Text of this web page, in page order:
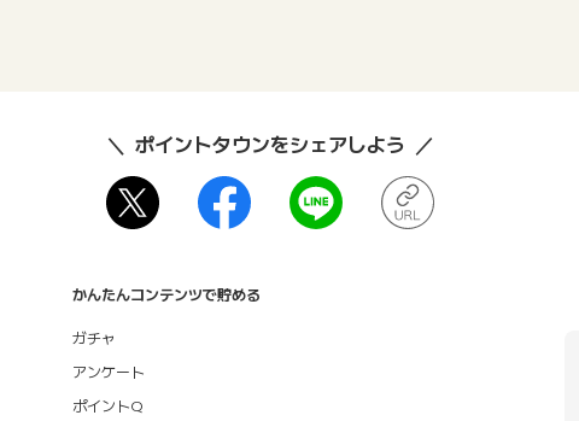
ポイントタウンをシェアしよう
かんたんコンテンツで貯める
ガチャ
アンケート
ポイントQ